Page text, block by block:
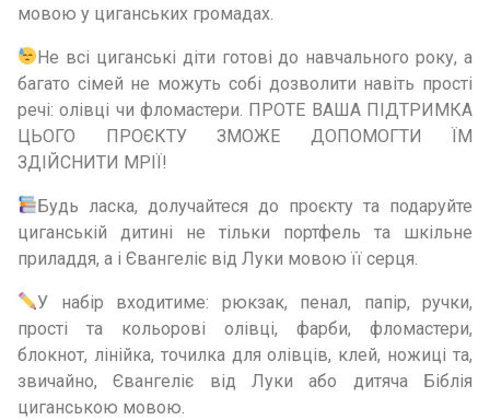
мовою у циганських громадах.
Не всі циганські діти готові до навчального року, а
багато сімей не можуть собі дозволити навіть прості
речі: олівці чи фломастери. ПРОТЕ ВАША ПІДТРИМКА
ЦЬОГО ПРОЄКТУ ЗМОЖЕ ДОПОМОГТИ ЇМ
ЗДІЙСНИТИ МРІЇ!
Будь ласка, долучайтеся до проєкту та подаруйте
циганській дитині не тільки портфель та шкільне
приладдя, а і Євангеліє від Луки мовою її серця.
У набір входитиме: рюкзак, пенал, папір, ручки,
прості та кольорові олівці, фарби, фломастери,
блокнот, лінійка, точилка для олівців, клей, ножиці та,
звичайно, Євангеліє від Луки або дитяча Біблія
циганською мовою.